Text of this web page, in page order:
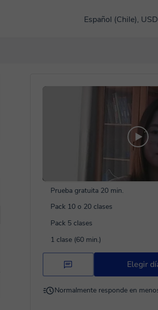
Español (Chile),
Prueba gratuita 20 min.
Pack 10 o 20 clases
Pack 5 clases
1 clase (60 min.)
Elegir
Normalmente responde en